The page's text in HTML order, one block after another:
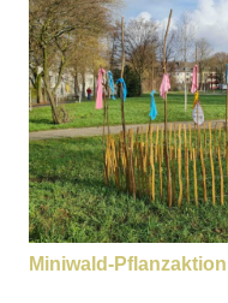
Miniwald-Pflanzaktion